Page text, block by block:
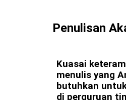
Penulisan
Kuasai
menulis yang
butuhkan
di perguruan